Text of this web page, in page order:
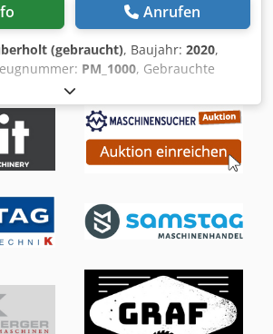
Anrufen
(gebraucht), Baujahr: 2020,
PM_1000, Gebrauchte
die manuelle Bearbeitung.
Antriebleistung 5,5 kW
- 1000 mm